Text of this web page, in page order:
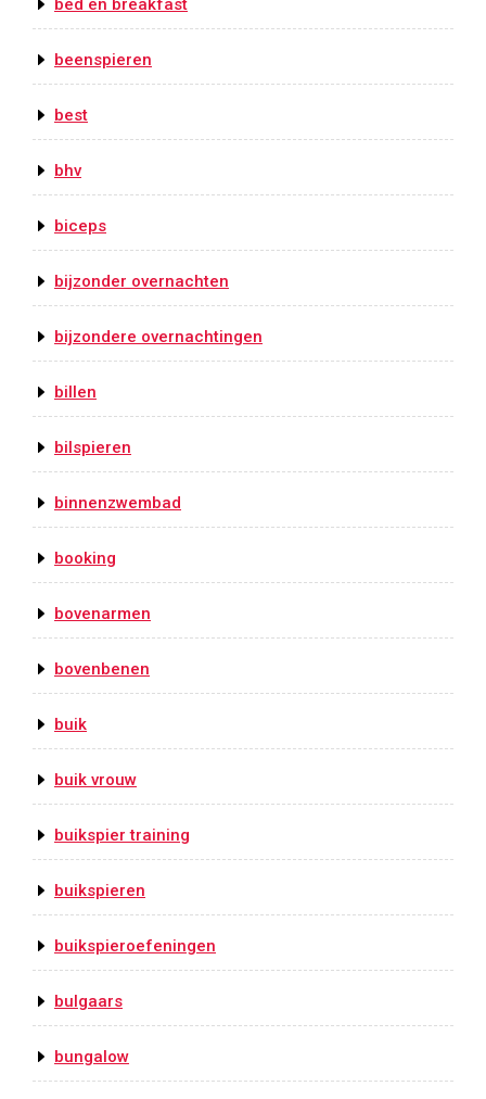
bed en breakfast
beenspieren
best
bhv
biceps
bijzonder overnachten
bijzondere overnachtingen
billen
bilspieren
binnenzwembad
booking
bovenarmen
bovenbenen
buik
buik vrouw
buikspier training
buikspieren
buikspieroefeningen
bulgaars
bungalow